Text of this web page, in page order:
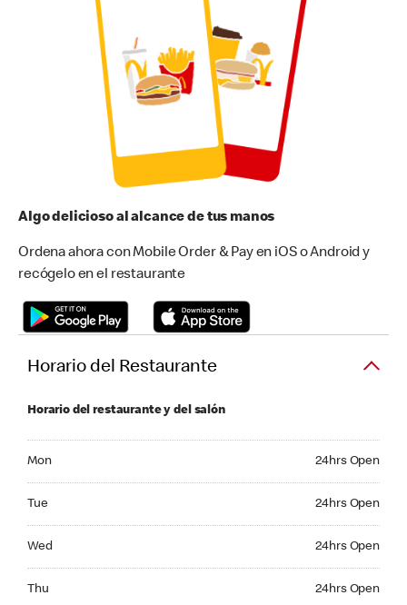
Algo delicioso al alcance de tus manos
Ordena ahora con Mobile Order & Pay en iOS o Android y
recógelo en el restaurante
Horario del Restaurante
Horario del restaurante y del salón
Mon 24hrs Open
Tue 24hrs Open
Wed 24hrs Open
Thu 24hrs Open